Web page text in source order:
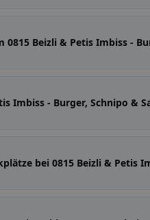
0815 Beizli & Petis Imbiss -
Imbiss - Burger, Schnipo &
bei 0815 Beizli & Petis